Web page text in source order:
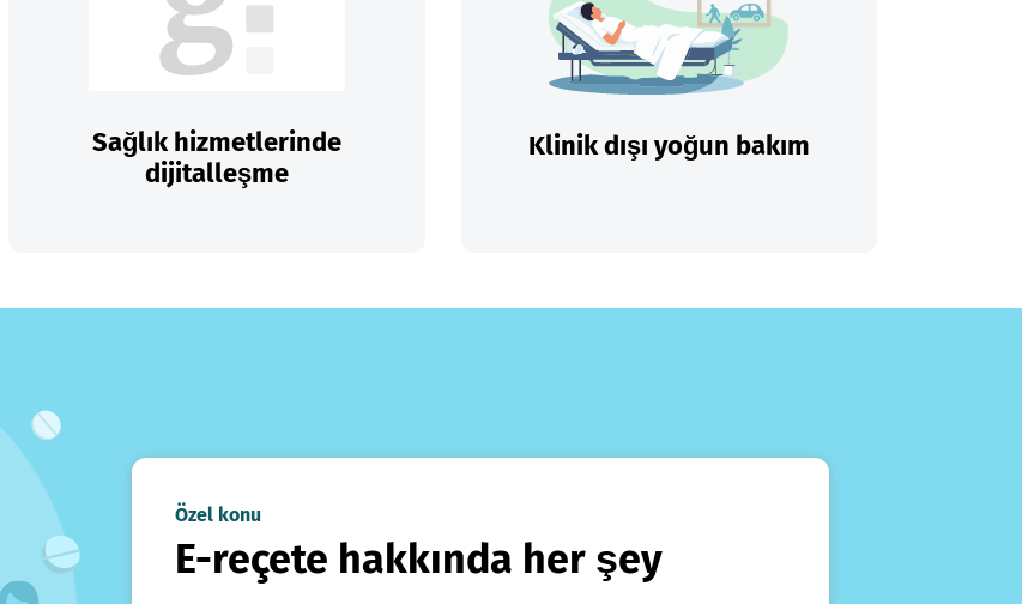
Sağlık hizmetlerinde
dijitalleşme
Klinik dışı yoğun bakım
Özel konu
E-reçete hakkında her şey